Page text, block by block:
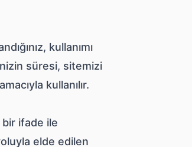
kullanımı
süresi, sitemizi
kullanılır.
bir ifade ile
elde edilen